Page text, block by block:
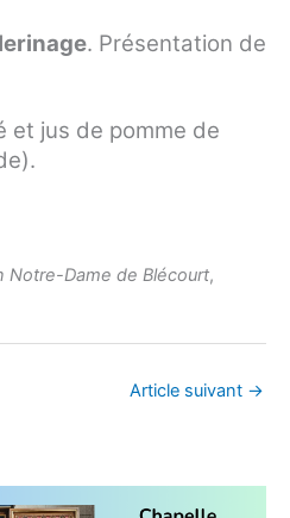
. Présentation de
et jus de pomme de
Notre-Dame de Blécourt,
Article suivant →